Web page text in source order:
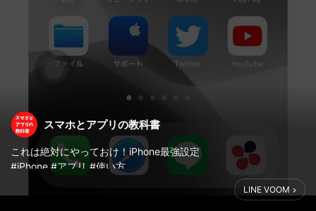
スマホとアプリの教科書
これは絶対にやっておけ！iPhone最強設定
#iPhone #アプリ #使い方
LINE VOOM